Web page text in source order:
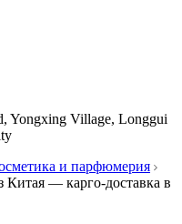
Yongxing Village, Longgui
и парфюмерия
Китая — карго-доставка в